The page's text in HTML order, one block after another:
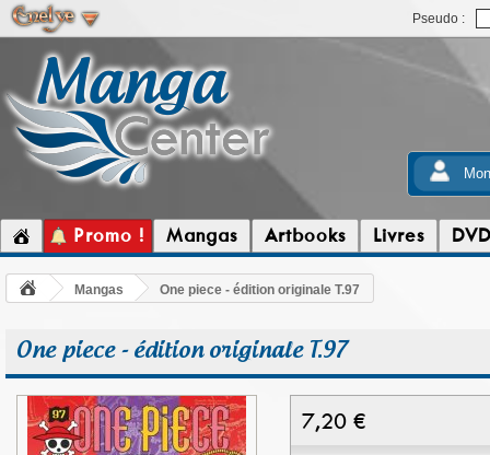
Pseudo :
Promo ! Mangas Artbooks Livres DVD
Mangas One piece - édition originale T.97
One piece - édition originale T.97
7,20 €